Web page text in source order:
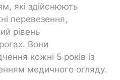
які здійснюють
перевезення,
рівень
Вони
кожні 5 років із
медичного огляду.